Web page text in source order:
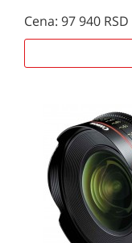
Cena: 97 940 RSD